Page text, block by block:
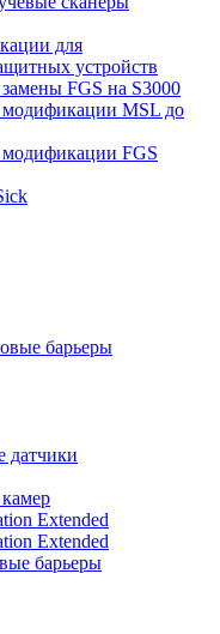
для
устройств
FGS на S3000
модификации MSL до
FGS
барьеры
датчики
Extended
Extended
барьеры